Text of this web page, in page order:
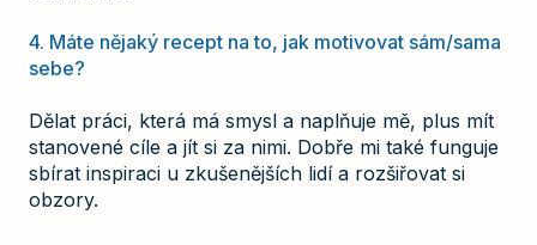
4. Máte nějaký recept na to, jak motivovat sám/sama
sebe?
Dělat práci, která má smysl a naplňuje mě, plus mít
stanovené cíle a jít si za nimi. Dobře mi také funguje
sbírat inspiraci u zkušenějších lidí a rozšiřovat si
obzory.